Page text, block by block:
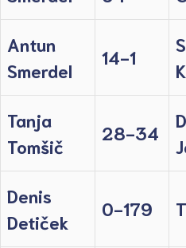
Antun
Smerdel
14-1
Tanja
Tomšič
28-34
Denis
Detiček
0-179